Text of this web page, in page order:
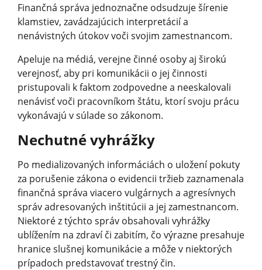
Finančná správa jednoznačne odsudzuje šírenie
klamstiev, zavádzajúcich interpretácií a
nenávistných útokov voči svojim zamestnancom.
Apeluje na médiá, verejne činné osoby aj širokú
verejnosť, aby pri komunikácii o jej činnosti
pristupovali k faktom zodpovedne a neeskalovali
nenávisť voči pracovníkom štátu, ktorí svoju prácu
vykonávajú v súlade so zákonom.
Nechutné vyhrážky
Po medializovaných informáciách o uložení pokuty
za porušenie zákona o evidencii tržieb zaznamenala
finančná správa viacero vulgárnych a agresívnych
správ adresovaných inštitúcii a jej zamestnancom.
Niektoré z týchto správ obsahovali vyhrážky
ublížením na zdraví či zabitím, čo výrazne presahuje
hranice slušnej komunikácie a môže v niektorých
prípadoch predstavovať trestný čin.